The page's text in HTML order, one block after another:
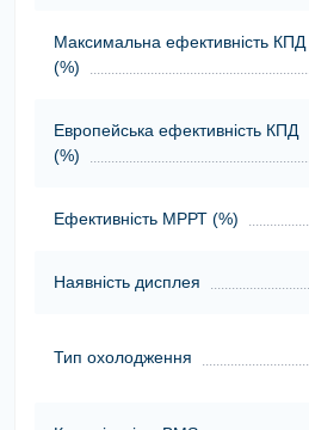
Максимальна ефективність КПД
(%)
Европейська ефективність КПД
(%)
Ефективність МРРТ (%)
Наявність дисплея
Тип охолодження